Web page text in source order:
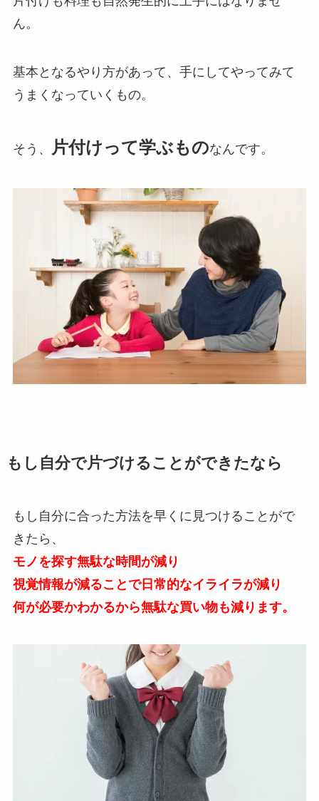
ん。
基本となるやり方があって、手にしてやってみて
うまくなっていくもの。
そう、 片付けって学ぶものなんです。
もし自分で片づけることができたなら
もし自分に合った方法を早くに見つけることがで
きたら、
モノを探す無駄な時間が減り
視覚情報が減ることで日常的なイライラが減り
何が必要かわかるから無駄な買い物も減ります。